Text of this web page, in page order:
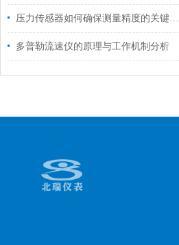
压力传感器如何确保测量精度的关键步骤？
多普勒流速仪的原理与工作机制分析